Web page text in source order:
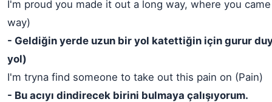
I'm proud you made it out a long way, where you
way)
- Geldiğin yerde uzun bir yol katettiğin için gurur
yol)
I'm tryna find someone to take out this pain on (Pain)
- Bu acıyı dindirecek birini bulmaya çalışıyorum.